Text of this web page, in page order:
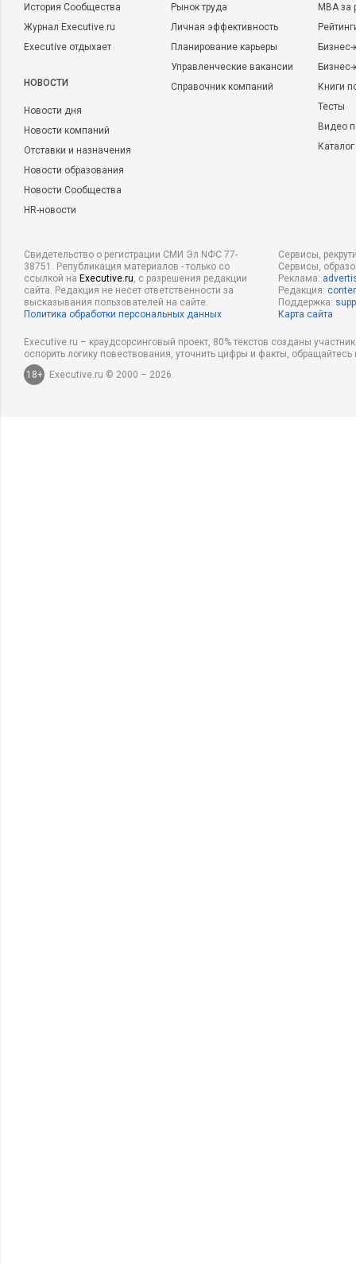
История Сообщества
Журнал Executive.ru
Executive отдыхает
НОВОСТИ
Новости дня
Новости компаний
Отставки и назначения
Новости образования
Новости Сообщества
HR-новости
Рынок труда
Личная эффективность
Планирование карьеры
Управленческие вакансии
Справочник компаний
MBA
Бизнес-
Книги
Тесты
Видео
Свидетельство о регистрации СМИ Эл NФС 77-
38751. Републикация материалов - только со
ссылкой на Executive.ru, с разрешения редакции
сайта. Редакция не несет ответственности за
высказывания пользователей на сайте.
Политика обработки персональных данных
Сервисы,
Сервисы,
Реклама:
Редакция:
Поддержка:
Карта сайта
Executive.ru – краудсорсинговый проект, 80% текстов созданы
оспорить логику повествования, уточнить цифры и факты,
18+
Executive.ru © 2000 – 2026.